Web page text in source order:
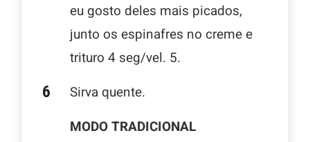
eu gosto deles mais picados,
junto os espinafres no creme e
trituro 4 seg/vel. 5.
Sirva quente.
MODO TRADICIONAL